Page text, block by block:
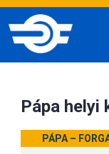
Pápa helyi
PÁPA –